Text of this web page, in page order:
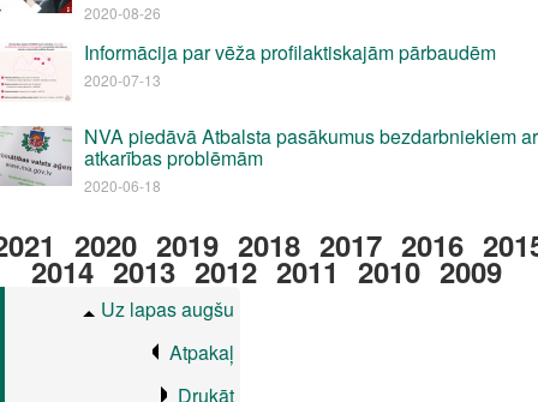
2020-08-26
Informācija par vēža profilaktiskajām pārbaudēm
2020-07-13
NVA piedāvā Atbalsta pasākumus bezdarbniekiem ar
atkarības problēmām
2020-06-18
2020 2019 2018 2017 2016
2014 2013 2012 2011 2010 2009
Uz lapas augšu
Atpakaļ
Drukāt